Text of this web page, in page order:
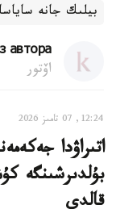
بيلىك جانە
автора
اۆتور
12:24, 07 تامىز 2026
اتىراۋدا
بۇلدىرشىنگە